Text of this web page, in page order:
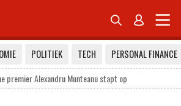
 
POLITIEK TECH
PERSONAL FINANCE
premier Alexandru Munteanu stapt op